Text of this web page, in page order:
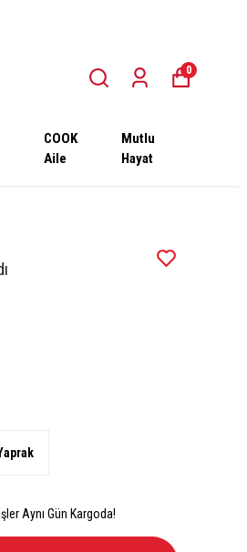
COOK
Aile
Mutlu
Hayat
0
Aynı Gün Kargoda!